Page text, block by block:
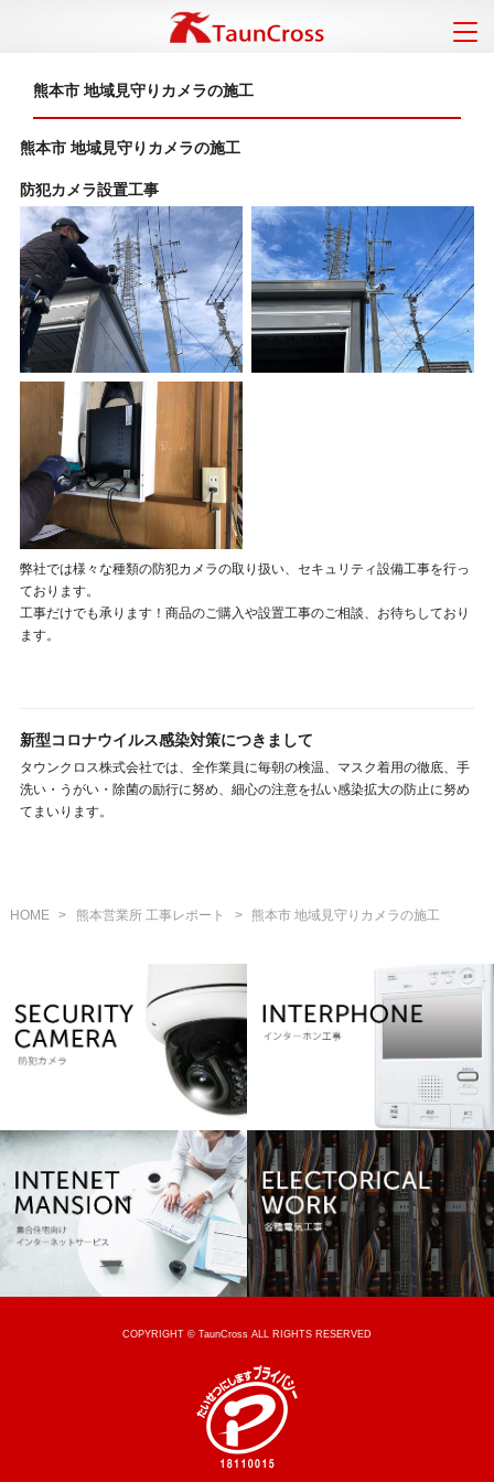
熊本市 地域見守りカメラの施工
熊本市 地域見守りカメラの施工
防犯カメラ設置工事
弊社では様々な種類の防犯カメラの取り扱い、セキュリティ設備工事を行っ
ております。
工事だけでも承ります！商品のご購入や設置工事のご相談、お待ちしており
ます。
新型コロナウイルス感染対策につきまして
タウンクロス株式会社では、全作業員に毎朝の検温、マスク着用の徹底、手
洗い・うがい・除菌の励行に努め、細心の注意を払い感染拡大の防止に努め
てまいります。
HOME > 熊本営業所 工事レポート > 熊本市 地域見守りカメラの施工
COPYRIGHT © TaunCross ALL RIGHTS RESERVED